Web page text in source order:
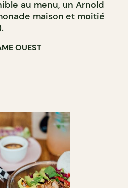
au menu, un Arnold
maison et moitié
OUEST